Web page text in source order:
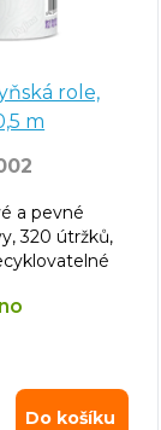
role,
m
a pevné
320 útržků,
Do košíku